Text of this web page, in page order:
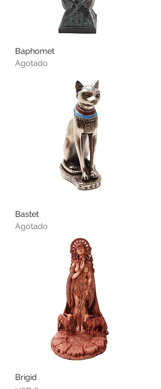
Baphomet
Agotado
Bastet
Agotado
Brigid